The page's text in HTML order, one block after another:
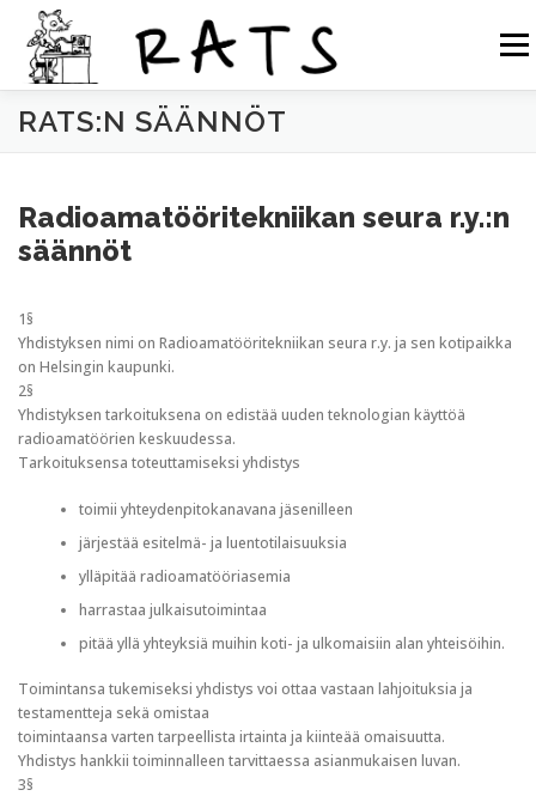
sisältöön
RATS TOIMINTA LIITY RATSIIN
RATS IN ENGLISH
RATS:N SÄÄNNÖT
Radioamatööritekniikan seura r.y.:n
säännöt
1§
Yhdistyksen nimi on Radioamatööritekniikan seura r.y. ja sen kotipaikka
on Helsingin kaupunki.
2§
Yhdistyksen tarkoituksena on edistää uuden teknologian käyttöä
radioamatöörien keskuudessa.
Tarkoituksensa toteuttamiseksi yhdistys
toimii yhteydenpitokanavana jäsenilleen
järjestää esitelmä- ja luentotilaisuuksia
ylläpitää radioamatööriasemia
harrastaa julkaisutoimintaa
pitää yllä yhteyksiä muihin koti- ja ulkomaisiin alan yhteisöihin.
Toimintansa tukemiseksi yhdistys voi ottaa vastaan lahjoituksia ja
testamentteja sekä omistaa
toimintaansa varten tarpeellista irtainta ja kiinteää omaisuutta.
Yhdistys hankkii toiminnalleen tarvittaessa asianmukaisen luvan.
3§